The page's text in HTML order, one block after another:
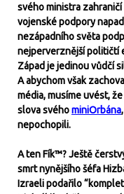
svého ministra
vojenské podpory
nezápadního světa
nejperverznější političtí
Západ je jedinou vůdčí
A abychom však
média, musíme uvést,
slova svéhominiOrbána
nepochopili.
A ten Fík™? Ještě
smrt nynějšího šéfa
Izraeli podařilo